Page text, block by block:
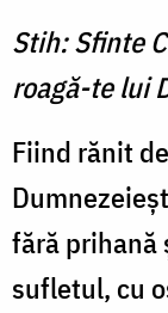
Stih: Sfinte
roagă-te lui
Fiind rănit
fără
sufletul, cu